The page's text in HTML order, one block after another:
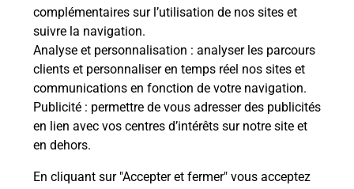
complémentaires sur l’utilisation de nos sites et
suivre la navigation.
Analyse et personnalisation : analyser les parcours
clients et personnaliser en temps réel nos sites et
communications en fonction de votre navigation.
Publicité : permettre de vous adresser des publicités
en lien avec vos centres d’intérêts sur notre site et
en dehors.
En cliquant sur "Accepter et fermer" vous acceptez
Comment La Poste participe-t-elle
à votre sécurité au quotidien ?
Puis-je passer mon code de la route
avec La Poste et sous quelles
conditions ?